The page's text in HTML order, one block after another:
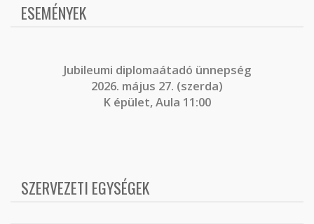
ESEMÉNYEK
Jubileumi diplomaátadó ünnepség
2026. május 27. (szerda)
K épület, Aula 11:00
SZERVEZETI EGYSÉGEK